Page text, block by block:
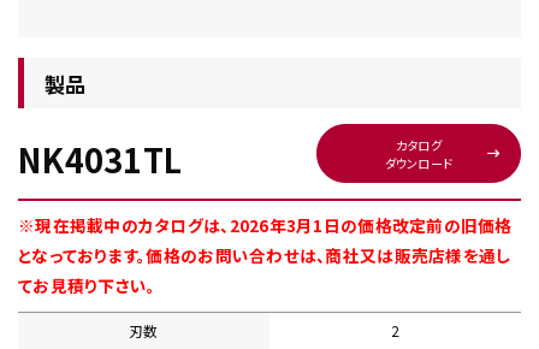
工具・部品一覧
生産終了品
製品
NK4031TL
カタログ
ダウンロード
※現在掲載中のカタログは、2026年3月1日の価格改定前の旧価格
となっております。価格のお問い合わせは、商社又は販売店様を通し
てお見積り下さい。
刃数
2